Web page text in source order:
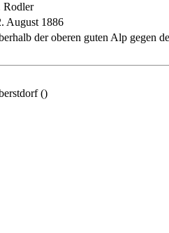
Rodler
August 1886
der oberen guten Alp gegen
()